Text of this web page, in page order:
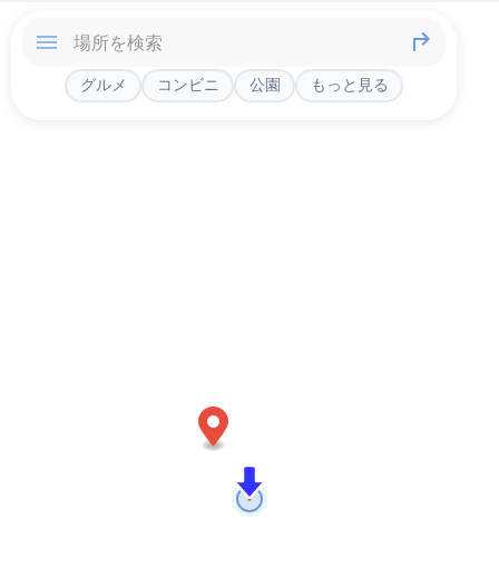
グルメ コンビニ 公園 もっと見る